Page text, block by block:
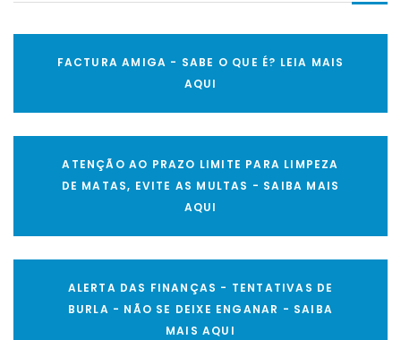
FACTURA AMIGA - SABE O QUE É? LEIA MAIS
AQUI
ATENÇÃO AO PRAZO LIMITE PARA LIMPEZA
DE MATAS, EVITE AS MULTAS - SAIBA MAIS
AQUI
ALERTA DAS FINANÇAS - TENTATIVAS DE
BURLA - NÃO SE DEIXE ENGANAR - SAIBA
MAIS AQUI